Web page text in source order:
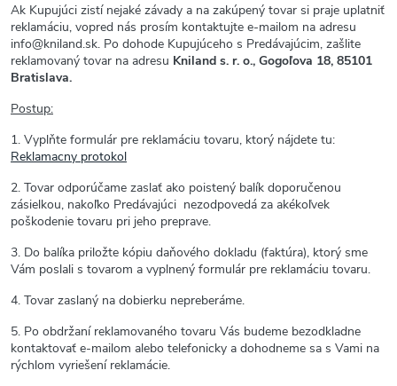
Ak Kupujúci zistí nejaké závady a na zakúpený tovar si praje uplatniť
reklamáciu, vopred nás prosím kontaktujte e-mailom na adresu
info@kniland.sk. Po dohode Kupujúceho s Predávajúcim, zašlite
reklamovaný tovar na adresu Kniland s. r. o., Gogoľova 18, 85101
Bratislava.
Postup:
1. Vyplňte formulár pre reklamáciu tovaru, ktorý nájdete tu:
Reklamacny protokol
2. Tovar odporúčame zaslať ako poistený balík doporučenou
zásielkou, nakoľko Predávajúci nezodpovedá za akékoľvek
poškodenie tovaru pri jeho preprave.
3. Do balíka priložte kópiu daňového dokladu (faktúra), ktorý sme
Vám poslali s tovarom a vyplnený formulár pre reklamáciu tovaru.
4. Tovar zaslaný na dobierku nepreberáme.
5. Po obdržaní reklamovaného tovaru Vás budeme bezodkladne
kontaktovať e-mailom alebo telefonicky a dohodneme sa s Vami na
rýchlom vyriešení reklamácie.